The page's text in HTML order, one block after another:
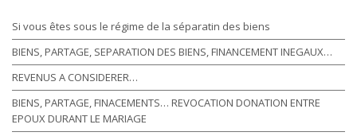
Si vous êtes sous le régime de la séparatin des biens
BIENS, PARTAGE, SEPARATION DES BIENS, FINANCEMENT INEGAUX…
REVENUS A CONSIDERER…
BIENS, PARTAGE, FINACEMENTS… REVOCATION DONATION ENTRE
EPOUX DURANT LE MARIAGE